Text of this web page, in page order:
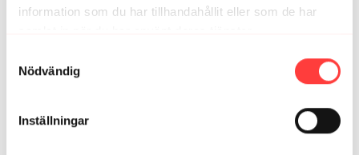
information som du har tillhandahållit eller som de har
Nödvändig
Inställningar
CarinaL